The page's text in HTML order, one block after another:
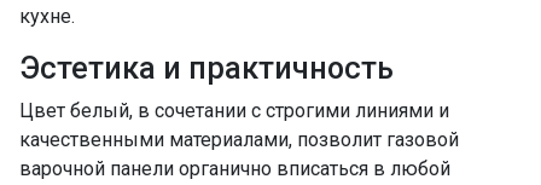
кухне.
Эстетика и практичность
Цвет белый, в сочетании с строгими линиями и
качественными материалами, позволит газовой
варочной панели органично вписаться в любой